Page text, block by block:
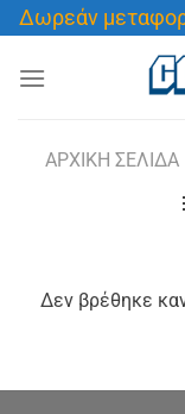
Μετάβαση
στο
περιεχόμενο
Δωρεάν
ΑΡΧΙΚΉ ΣΕΛΊΔΑ
Δεν βρέθηκε